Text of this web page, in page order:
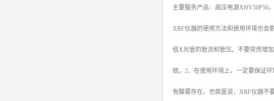
主要服务产品：高压电源XHV50P50
XRF仪器的使用方法和使用环境也会
低X光管的管流和管压，不要突然增
统。2、在使用环境上，一定要保证
有酸雾存在，也就是说，XRF仪器不